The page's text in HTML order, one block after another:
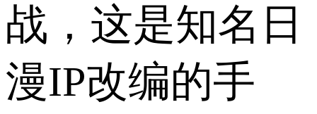
战，这是知名日
漫IP改编的手